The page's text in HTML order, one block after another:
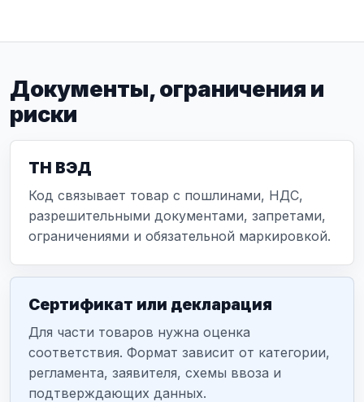
Документы, ограничения и
риски
ТН ВЭД
Код связывает товар с пошлинами, НДС,
разрешительными документами, запретами,
ограничениями и обязательной маркировкой.
Сертификат или декларация
Для части товаров нужна оценка
соответствия. Формат зависит от категории,
регламента, заявителя, схемы ввоза и
подтверждающих данных.